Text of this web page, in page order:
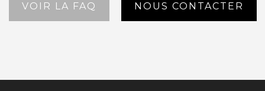
VOIR LA FAQ NOUS CONTACTER